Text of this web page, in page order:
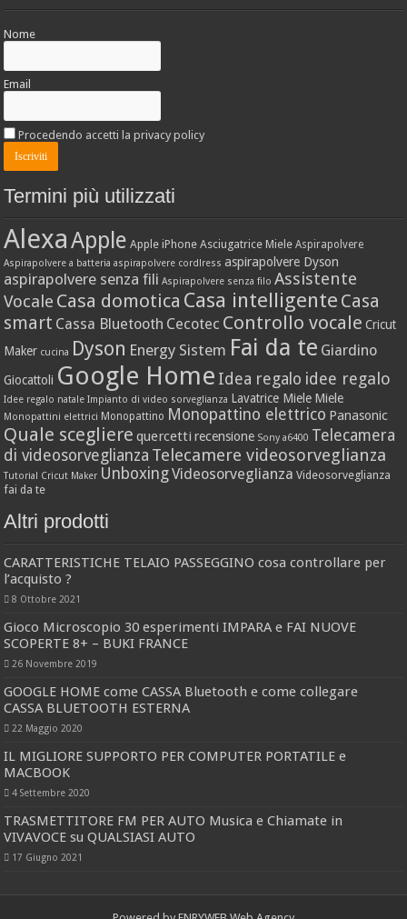
Nome
Email
Procedendo accetti la privacy policy
Termini più utilizzati
AlexaApple Apple iPhone Asciugatrice Miele Aspirapolvere
Aspirapolvere a batteria aspirapolvere cordlress aspirapolvere Dyson
aspirapolvere senza fili Aspirapolvere senza filo Assistente
Vocale Casa domotica Casa intelligente Casa
smart Cassa Bluetooth Cecotec Controllo vocale Cricut
Maker cucina Dyson Energy Sistem Fai da te Giardino
Giocattoli Google Home Idea regalo idee regalo
Idee regalo natale Impianto di video sorveglianza Lavatrice Miele Miele
Monopattini elettrici Monopattino Monopattino elettrico Panasonic
Quale scegliere quercetti recensione Sony a6400 Telecamera
di videosorveglianza Telecamere videosorveglianza
Tutorial Cricut Maker UnboxingVideosorveglianza Videosorveglianza
fai da te
Altri prodotti
CARATTERISTICHE TELAIO PASSEGGINO cosa controllare per
l’acquisto ?
8 Ottobre 2021
Gioco Microscopio 30 esperimenti IMPARA e FAI NUOVE
SCOPERTE 8+ – BUKI FRANCE
26 Novembre 2019
GOOGLE HOME come CASSA Bluetooth e come collegare
CASSA BLUETOOTH ESTERNA
22 Maggio 2020
IL MIGLIORE SUPPORTO PER COMPUTER PORTATILE e
MACBOOK
4 Settembre 2020
TRASMETTITORE FM PER AUTO Musica e Chiamate in
VIVAVOCE su QUALSIASI AUTO
17 Giugno 2021